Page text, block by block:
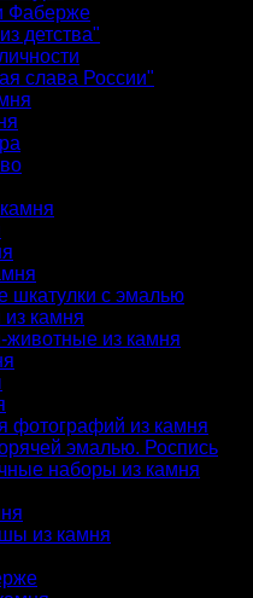
Фаберже
детства"
слава России"
шкатулки с эмалью
из камня
животные из камня
фотографий из камня
эмалью. Роспись
наборы из камня
из камня